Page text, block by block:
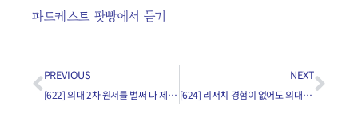
파드케스트 팟빵에서 듣기
PREVIOUS
[622] 의대 2차 원서를 벌써 다 제출한 학생이 있다는 것이 사실인가요?
NEXT
[624] 리서치 경험이 없어도 의대에 진학할 수 있나요?